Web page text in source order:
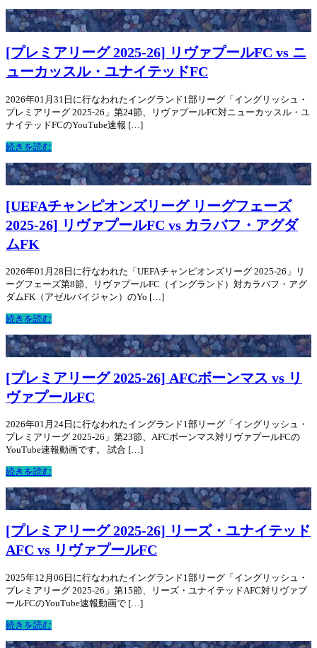
[プレミアリーグ 2025-26] リヴァプールFC vs ニ
ューカッスル・ユナイテッドFC
2026年01月31日に行なわれたイングランド1部リーグ「イングリッシュ・
プレミアリーグ 2025-26」第24節、リヴァプールFC対ニューカッスル・ユ
ナイテッドFCのYouTube速報 […]
続きを読む
[UEFAチャンピオンズリーグ リーグフェーズ
2025-26] リヴァプールFC vs カラバフ・アグダ
ムFK
2026年01月28日に行なわれた「UEFAチャンピオンズリーグ 2025-26」リ
ーグフェーズ第8節、リヴァプールFC（イングランド）対カラバフ・アグ
ダムFK（アゼルバイジャン）のYo […]
続きを読む
[プレミアリーグ 2025-26] AFCボーンマス vs リ
ヴァプールFC
2026年01月24日に行なわれたイングランド1部リーグ「イングリッシュ・
プレミアリーグ 2025-26」第23節、AFCボーンマス対リヴァプールFCの
YouTube速報動画です。 試合 […]
続きを読む
[プレミアリーグ 2025-26] リーズ・ユナイテッド
AFC vs リヴァプールFC
2025年12月06日に行なわれたイングランド1部リーグ「イングリッシュ・
プレミアリーグ 2025-26」第15節、リーズ・ユナイテッドAFC対リヴァプ
ールFCのYouTube速報動画で […]
続きを読む